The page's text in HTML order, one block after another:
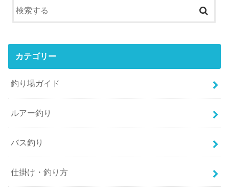
カテゴリー
釣り場ガイド
ルアー釣り
バス釣り
仕掛け・釣り方